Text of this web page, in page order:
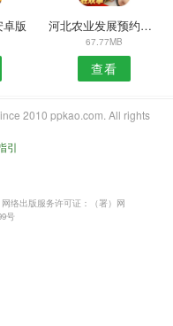
版 河北农业发展预约安卓版
67.77MB
查看
2010 ppkao.com. All rights
引
网络出版服务许可证：（署）网
号